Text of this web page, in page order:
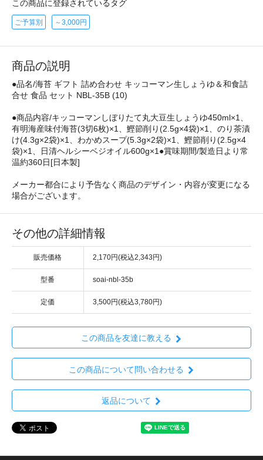
この商品に登録されているタグ
ご予算別 ～3,000円
商品の説明
●品名/海苔 ギフト 詰め合わせ キッコーマン生しょうゆ＆和食詰
合せ 食品 セット NBL-35B (10)
●商品内容/キッコーマンしぼりたて丸大豆生しょうゆ450ml×1、
有明海産味付海苔(3切6枚)×1、鰹節削り(2.5g×4袋)×1、のり茶漬
け(4.3g×2袋)×1、わかめスープ(5.3g×2袋)×1、鰹節削り(2.5g×4
袋)×1、日清ヘルシーベジオイル600g×1●賞味期間/製造日より常
温約360日[日本製]
メーカー都合により予告なく商品のデザイン・内容が変更になる
場合がございます。
その他の詳細情報
販売価格 2,170円(税込2,343円)
型番 soai-nbl-35b
定価 3,500円(税込3,780円)
この商品を友達に教える
この商品について問い合わせる
返品について